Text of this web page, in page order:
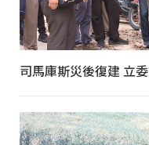
司馬庫斯災後復建 立